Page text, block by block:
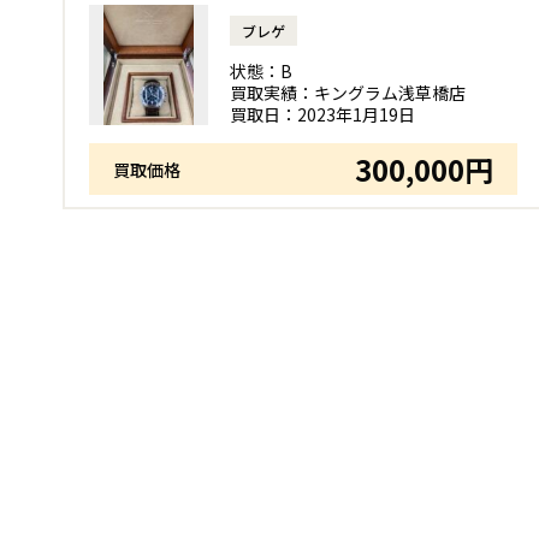
ブレゲ
状態： B
買取実績： キングラム浅草橋店
買取日： 2023年1月19日
買取価格 300,000円